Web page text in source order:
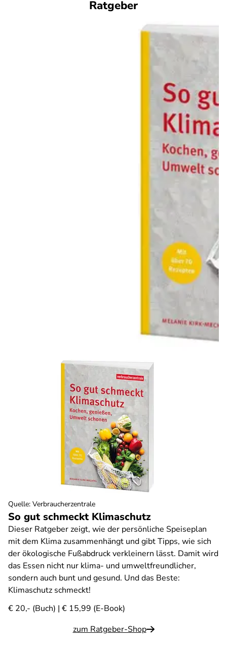
Ratgeber
So gut schmeckt Klimaschutz
Dieser Ratgeber zeigt, wie der persönliche Speiseplan
mit dem Klima zusammenhängt und gibt Tipps, wie sich
der ökologische Fußabdruck verkleinern lässt. Damit wird
das Essen nicht nur klima- und umweltfreundlicher,
sondern auch bunt und gesund. Und das Beste:
Klimaschutz schmeckt!
€ 20,- (Buch) | € 15,99 (E-Book)
zum Ratgeber-Shop
Quelle: Verbraucherzentrale